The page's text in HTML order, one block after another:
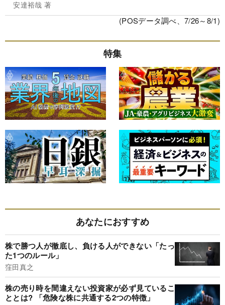
安達裕哉 著
(POSデータ調べ、7/26～8/1)
特集
あなたにおすすめ
株で勝つ人が徹底し、負ける人ができない「たっ
た1つのルール」
窪田真之
株の売り時を間違えない投資家が必ず見ているこ
ととは? 「危険な株に共通する2つの特徴」